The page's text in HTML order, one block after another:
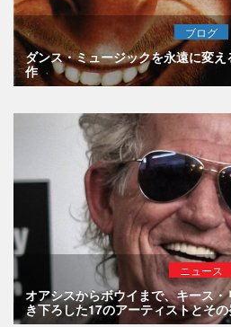
ブログ
ダンス・ミュージックを永遠に変
作
ニュース
オアシスからボウイまで、キース
き下ろした17のアーティストとそ